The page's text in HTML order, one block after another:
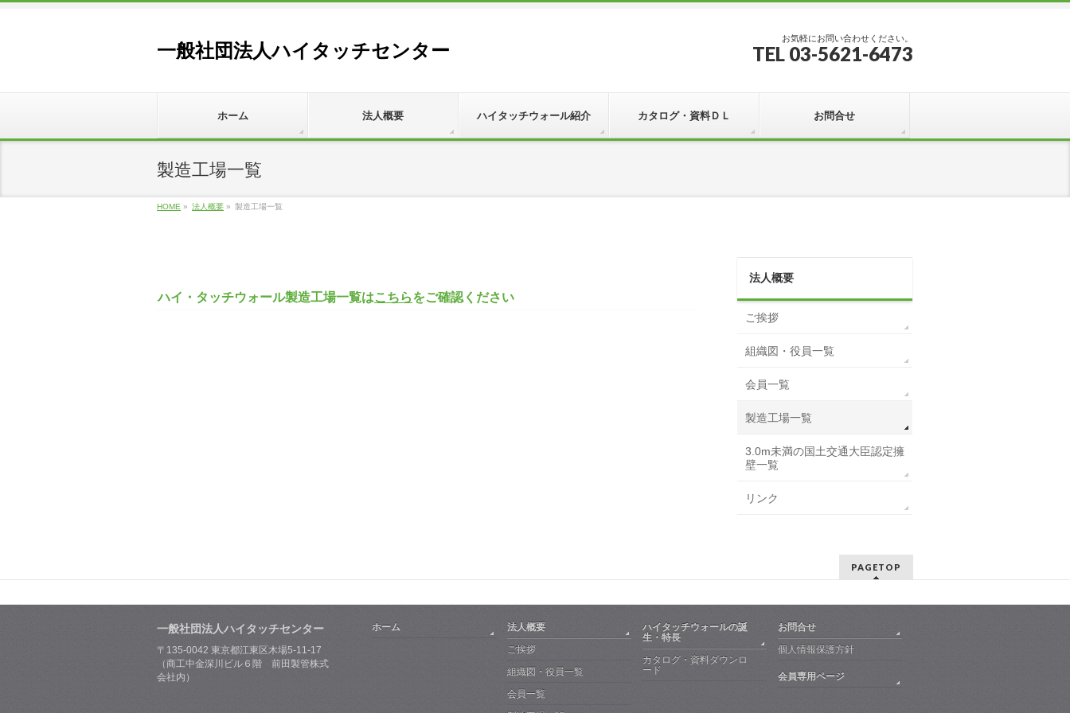
一般社団法人ハイタッチセンター
お気軽にお問い合わせください。
TEL 03-5621-6473
ホーム 法人概要 ハイタッチウォール紹介 カタログ・資料ＤＬ お問合せ
製造工場一覧
HOME » 法人概要 » 製造工場一覧
ハイ・タッチウォール製造工場一覧はこちらをご確認ください
法人概要
ご挨拶
組織図・役員一覧
会員一覧
製造工場一覧
3.0m未満の国土交通大臣認定擁
壁一覧
リンク
PAGETOP
一般社団法人ハイタッチセンター
〒135-0042 東京都江東区木場5-11-17
（商工中金深川ビル６階 前田製管株式
会社内）
ホーム
法人概要
ご挨拶
組織図・役員一覧
会員一覧
ハイタッチウォールの誕
生・特長
カタログ・資料ダウンロ
ード
お問合せ
個人情報保護方針
会員専用ページ